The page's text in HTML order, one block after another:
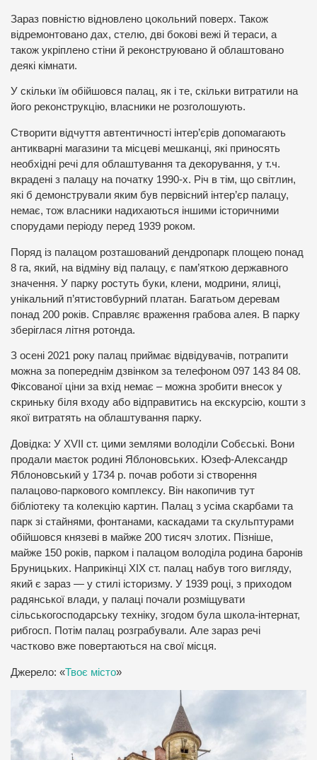
Зараз повністю відновлено цокольний поверх. Також
відремонтовано дах, стелю, дві бокові вежі й тераси, а
також укріплено стіни й реконструювано й облаштовано
деякі кімнати.
У скільки їм обійшовся палац, як і те, скільки витратили на
його реконструкцію, власники не розголошують.
Створити відчуття автентичності інтер’єрів допомагають
антикварні магазини та місцеві мешканці, які приносять
необхідні речі для облаштування та декорування, у т.ч.
вкрадені з палацу на початку 1990-х. Річ в тім, що світлин,
які б демонстрували яким був первісний інтер’єр палацу,
немає, тож власники надихаються іншими історичними
спорудами періоду перед 1939 роком.
Поряд із палацом розташований дендропарк площею понад
8 га, який, на відміну від палацу, є пам’яткою державного
значення. У парку ростуть буки, клени, модрини, ялиці,
унікальний п’ятистовбурний платан. Багатьом деревам
понад 200 років. Справляє враження грабова алея. В парку
зберіглася літня ротонда.
З осені 2021 року палац приймає відвідувачів, потрапити
можна за попереднім дзвінком за телефоном 097 143 84 08.
Фіксованої ціни за вхід немає – можна зробити внесок у
скриньку біля входу або відправитись на екскурсію, кошти з
якої витратять на облаштування парку.
Довідка: У XVII ст. цими землями володіли Собєські. Вони
продали маєток родині Яблоновських. Юзеф-Александр
Яблоновський у 1734 р. почав роботи зі створення
палацово-паркового комплексу. Він накопичив тут
бібліотеку та колекцію картин. Палац з усіма скарбами та
парк зі стайнями, фонтанами, каскадами та скульптурами
обійшовся князеві в майже 200 тисяч злотих. Пізніше,
майже 150 років, парком і палацом володіла родина баронів
Бруницьких. Наприкінці XІX ст. палац набув того вигляду,
який є зараз — у стилі історизму. У 1939 році, з приходом
радянської влади, у палаці почали розміщувати
сільськогосподарську техніку, згодом була школа-інтернат,
рибгосп. Потім палац розграбували. Але зараз речі
частково вже повертаються на свої місця.
Джерело: «Твоє місто»